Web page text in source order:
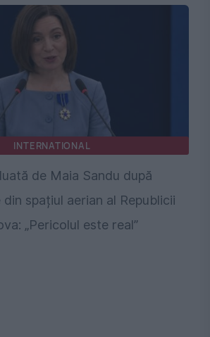
INTERNATIONAL
de Maia Sandu după
spațiul aerian al Republicii
„Pericolul este real”